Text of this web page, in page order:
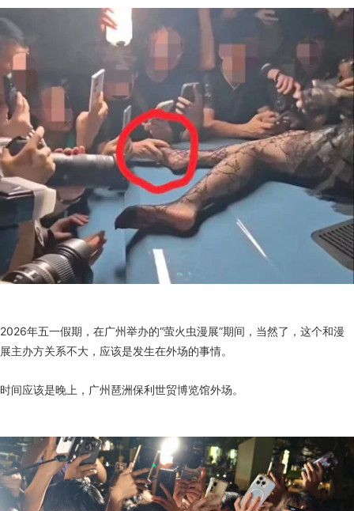
2026年五一假期，在广州举办的“萤火虫漫展”期间，当然了，这个和漫
展主办方关系不大，应该是发生在外场的事情。
时间应该是晚上，广州琶洲保利世贸博览馆外场。